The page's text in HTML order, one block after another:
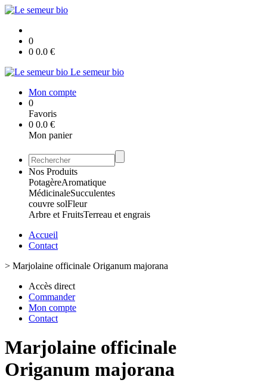
0
0 0.0 €
Le semeur bio
Mon compte
0
Favoris
0 0.0 €
Mon panier
Nos Produits
PotagèreAromatique
MédicinaleSucculentes
couvre solFleur
Arbre et FruitsTerreau et engrais
Accueil
Contact
> Marjolaine officinale Origanum majorana
Accès direct
Commander
Mon compte
Contact
Marjolaine officinale
Origanum majorana